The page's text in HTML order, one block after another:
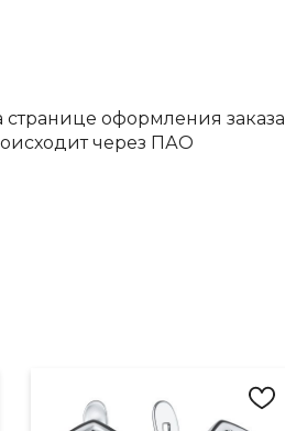
оформления заказа
через ПАО